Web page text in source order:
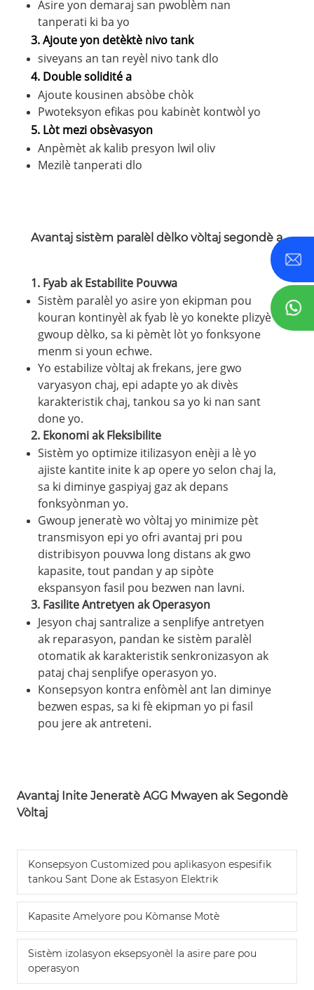
Asire yon demaraj san pwoblèm nan
tanperati ki ba yo
3. Ajoute yon detèktè nivo tank
siveyans an tan reyèl nivo tank dlo
4. Double solidité a
Ajoute kousinen absòbe chòk
Pwoteksyon efikas pou kabinèt kontwòl yo
5. Lòt mezi obsèvasyon
Anpèmèt ak kalib presyon lwil oliv
Mezilè tanperati dlo
Avantaj sistèm paralèl dèlko vòltaj segondè a
1. Fyab ak Estabilite Pouvwa
Sistèm paralèl yo asire yon ekipman pou
kouran kontinyèl ak fyab lè yo konekte plizyè
gwoup dèlko, sa ki pèmèt lòt yo fonksyone
menm si youn echwe.
Yo estabilize vòltaj ak frekans, jere gwo
varyasyon chaj, epi adapte yo ak divès
karakteristik chaj, tankou sa yo ki nan sant
done yo.
2. Ekonomi ak Fleksibilite
Sistèm yo optimize itilizasyon enèji a lè yo
ajiste kantite inite k ap opere yo selon chaj la,
sa ki diminye gaspiyaj gaz ak depans
fonksyònman yo.
Gwoup jeneratè wo vòltaj yo minimize pèt
transmisyon epi yo ofri avantaj pri pou
distribisyon pouvwa long distans ak gwo
kapasite, tout pandan y ap sipòte
ekspansyon fasil pou bezwen nan lavni.
3. Fasilite Antretyen ak Operasyon
Jesyon chaj santralize a senplifye antretyen
ak reparasyon, pandan ke sistèm paralèl
otomatik ak karakteristik senkronizasyon ak
pataj chaj senplifye operasyon yo.
Konsepsyon kontra enfòmèl ant lan diminye
bezwen espas, sa ki fè ekipman yo pi fasil
pou jere ak antreteni.
Avantaj Inite Jeneratè AGG Mwayen ak Segondè
Vòltaj
Konsepsyon Customized pou aplikasyon espesifik
tankou Sant Done ak Estasyon Elektrik
Kapasite Amelyore pou Kòmanse Motè
Sistèm izolasyon eksepsyonèl la asire pare pou
operasyon